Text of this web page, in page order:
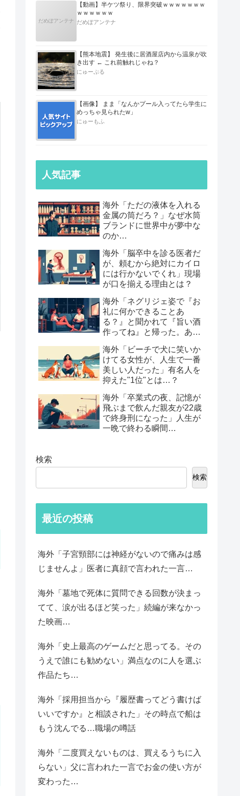
だめぽアンテナ
【動画】半ケツ祭り、限界突破ｗｗｗｗｗｗｗ
ｗｗｗｗｗｗ
だめぽアンテナ
【熊本地震】 発生後に居酒屋店内から温泉が吹
き出す ← これ前触れじゃね？
にゅーぷる
【画像】 まま「なんかプール入ってたら学生に
めっちゃ見られたw」
にゅーもふ
人気記事
海外「ただの液体を入れる
金属の筒だろ？」なぜ水筒
ブランドに世界中が夢中な
のか…
海外「脳卒中を診る医者だ
が、頼むから絶対にカイロ
には行かないでくれ」現場
が口を揃える理由とは？
海外「ネグリジェ姿で『お
礼に何かできることあ
る？』と聞かれて『旨い酒
作ってね』と帰った。あれ
る男たちの後悔談…
海外「ビーチで犬に笑いか
けてる女性が、人生で一番
美しい人だった」有名人を
抑えた"1位"とは…？
海外「卒業式の夜、記憶が
飛ぶまで飲んだ親友が22歳
で終身刑になった」人生が
一晩で終わる瞬間…
検索
検索
最近の投稿
海外「子宮頸部には神経がないので痛みは感
じませんよ」医者に真顔で言われた一言…
海外「墓地で死体に質問できる回数が決まっ
てて、涙が出るほど笑った」続編が来なかっ
た映画…
海外「史上最高のゲームだと思ってる。その
うえで誰にも勧めない」満点なのに人を選ぶ
作品たち…
海外「採用担当から『履歴書ってどう書けば
いいですか』と相談された」その時点で船は
もう沈んでる…職場の噂話
海外「二度買えないものは、買えるうちに入
らない」父に言われた一言でお金の使い方が
変わった…